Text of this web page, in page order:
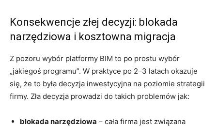
Konsekwencje złej decyzji: blokada
narzędziowa i kosztowna migracja
Z pozoru wybór platformy BIM to po prostu wybór
„jakiegoś programu”. W praktyce po 2–3 latach okazuje
się, że to była decyzja inwestycyjna na poziomie strategii
firmy. Zła decyzja prowadzi do takich problemów jak:
blokada narzędziowa – cała firma jest związana